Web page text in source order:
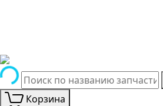
Корзина